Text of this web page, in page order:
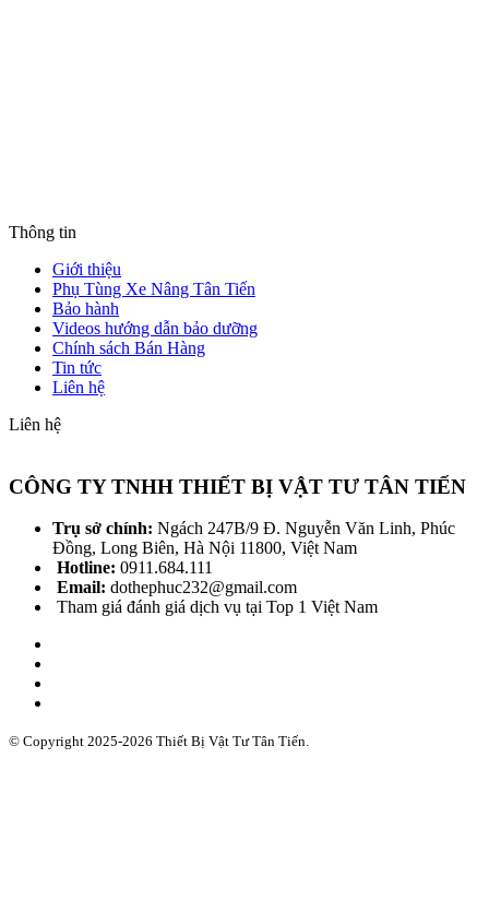
Thông tin
Giới thiệu
Phụ Tùng Xe Nâng Tân Tiến
Bảo hành
Videos hướng dẫn bảo dưỡng
Chính sách Bán Hàng
Tin tức
Liên hệ
Liên hệ
CÔNG TY TNHH THIẾT BỊ VẬT TƯ TÂN TIẾN
Trụ sở chính: Ngách 247B/9 Đ. Nguyễn Văn Linh, Phúc
Đồng, Long Biên, Hà Nội 11800, Việt Nam
Hotline: 0911.684.111
Email: dothephuc232@gmail.com
Tham giá đánh giá dịch vụ tại Top 1 Việt Nam
© Copyright 2025-2026 Thiết Bị Vật Tư Tân Tiến.